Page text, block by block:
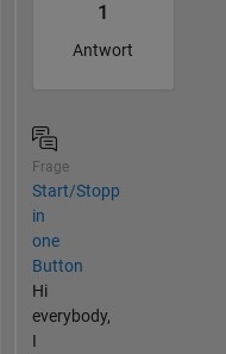
1
Antwort
Frage
Start/Stopp
in
one
Button
Hi
everybody,
I